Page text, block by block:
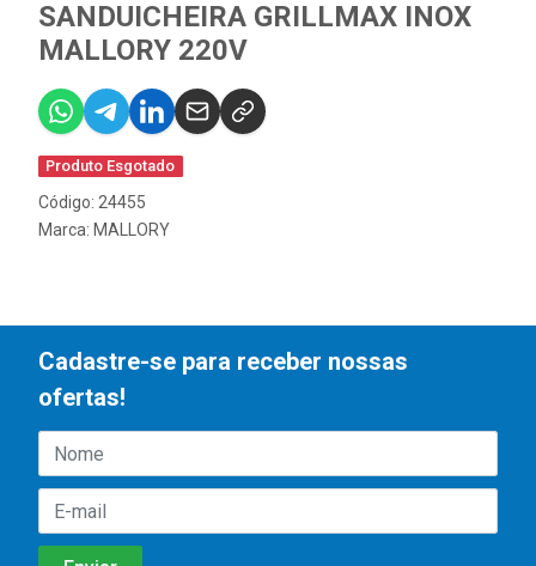
SANDUICHEIRA GRILLMAX INOX
MALLORY 220V
Produto Esgotado
Código: 24455
Marca: MALLORY
Cadastre-se para receber nossas
ofertas!